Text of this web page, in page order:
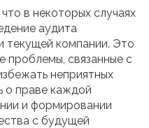
в некоторых случаях
аудита
текущей компании. Это
проблемы, связанные с
неприятных
о праве каждой
и формировании
с будущей